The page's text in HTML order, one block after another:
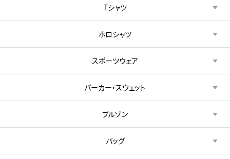
Tシャツ
ポロシャツ
スポーツウェア
パーカー・スウェット
ブルゾン
バッグ